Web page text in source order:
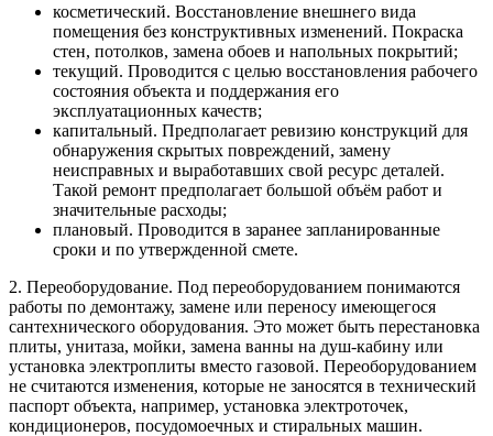
косметический. Восстановление внешнего вида
помещения без конструктивных изменений. Покраска
стен, потолков, замена обоев и напольных покрытий;
текущий. Проводится с целью восстановления рабочего
состояния объекта и поддержания его
эксплуатационных качеств;
капитальный. Предполагает ревизию конструкций для
обнаружения скрытых повреждений, замену
неисправных и выработавших свой ресурс деталей.
Такой ремонт предполагает большой объём работ и
значительные расходы;
плановый. Проводится в заранее запланированные
сроки и по утвержденной смете.
2. Переоборудование. Под переоборудованием понимаются
работы по демонтажу, замене или переносу имеющегося
сантехнического оборудования. Это может быть перестановка
плиты, унитаза, мойки, замена ванны на душ-кабину или
установка электроплиты вместо газовой. Переоборудованием
не считаются изменения, которые не заносятся в технический
паспорт объекта, например, установка электроточек,
кондиционеров, посудомоечных и стиральных машин.